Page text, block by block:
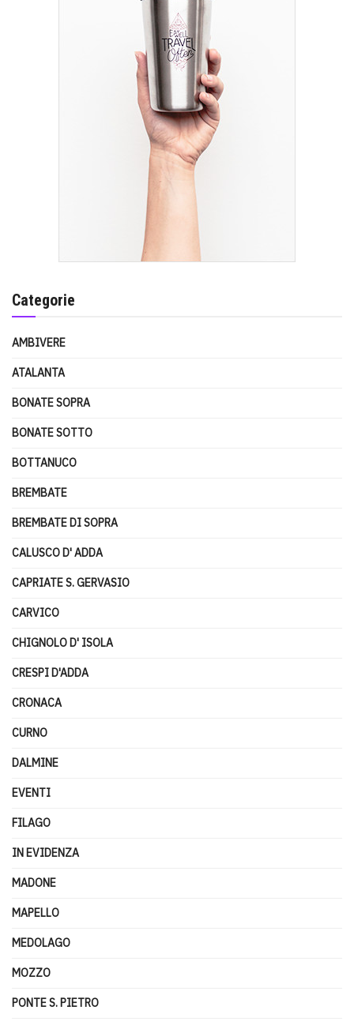
Categorie
AMBIVERE
ATALANTA
BONATE SOPRA
BONATE SOTTO
BOTTANUCO
BREMBATE
BREMBATE DI SOPRA
CALUSCO D' ADDA
CAPRIATE S. GERVASIO
CARVICO
CHIGNOLO D' ISOLA
CRESPI D'ADDA
CRONACA
CURNO
DALMINE
EVENTI
FILAGO
IN EVIDENZA
MADONE
MAPELLO
MEDOLAGO
MOZZO
PONTE S. PIETRO